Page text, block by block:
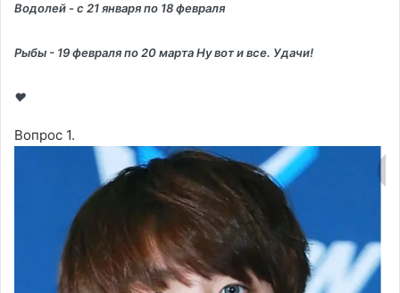
Водолей - с 21 января по 18 февраля
Рыбы - 19 февраля по 20 марта Ну вот и все. Удачи!
❤️
Вопрос 1.